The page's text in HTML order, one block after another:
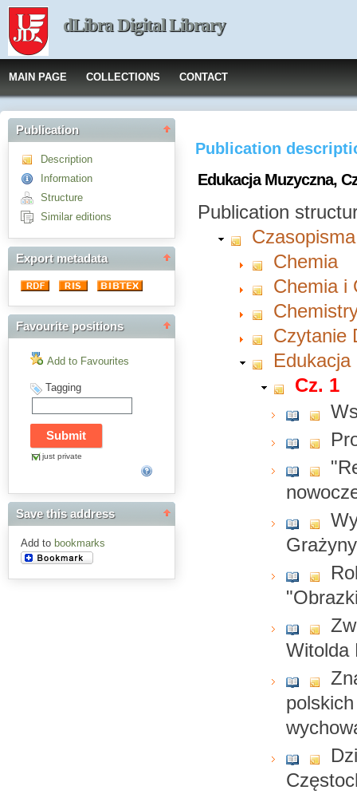
dLibra Digital Library
MAIN PAGE COLLECTIONS CONTACT
Publication
Description
Information
Structure
Similar editions
Export metadata
Favourite positions
Add to Favourites
Tagging
just private
Save this address
Add to bookmarks
Publication
Edukacja Muzyczna,
Publication
Chemia
Chemia i
Czytanie
Cz. 1
Witolda